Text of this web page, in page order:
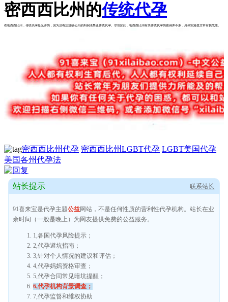
密西西比州的传统代孕
在密西西比州，传统代孕是允许的，因为没有法规或公开的判例法禁止传统代孕。尽管如此，密西西比州有关传统代孕的案例并不多，具体实施也非常有挑战性。
密西西比州代孕 密西西比州LGBT代孕 LGBT美国代孕
美国各州代孕法
站长提示
91喜来宝是代孕主题公益网站，不是任何性质的营利性代孕机构。站长在业
余时间（一般是晚上）为网友提供免费的公益服务。
1,各国代孕风险提示；
2,代孕避坑指南；
3,针对个人情况的建议和评估；
4,代孕妈妈资格审查；
5,代孕合同常见暗坑提醒；
6,代孕机构背景调查；
7,代孕监督和维权协助
联系站长